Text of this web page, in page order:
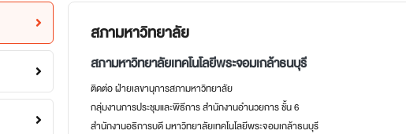
สภามหาวิทยาลัย
สภามหาวิทยาลัยเทคโนโลยีพระจอมเกล้าธนบุรี
ติดต่อ ฝ่ายเลขานุการสภามหาวิทยาลัย
กลุ่มงานการประชุมและพิธีการ สำนักงานอำนวยการ ชั้น 6
สำนักงานอธิการบดี มหาวิทยาลัยเทคโนโลยีพระจอมเกล้าธนบุรี